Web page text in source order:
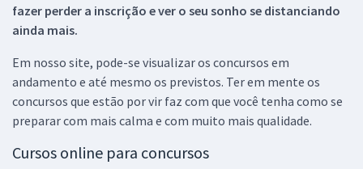
fazer perder a inscrição e ver o seu sonho se distanciando
ainda mais.
Em nosso site, pode-se visualizar os concursos em
andamento e até mesmo os previstos. Ter em mente os
concursos que estão por vir faz com que você tenha como se
preparar com mais calma e com muito mais qualidade.
Cursos online para concursos